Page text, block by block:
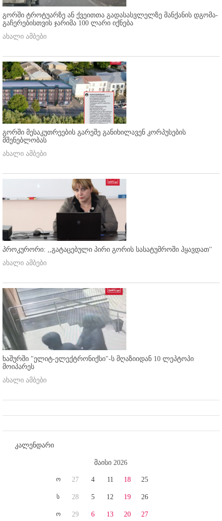
გორში ტროტუარზე ან ქვეითთა გადასასვლელზე მანქანის დგომა-
გაჩერებისთვის ჯარიმა 100 ლარი იქნება
ახალი ამბები
გორში მესაკუთრეების გარეშე განიხილავენ კორპუსების
მშენებლობას
ახალი ამბები
პროკურორი: ,,გატაცებული პირი გორის სასატუმროში ჰყავდათ''
ახალი ამბები
ხაშურში "ელიტ-ელექტრონიქსი"-ს მღაზიიდან 10 ლეპტოპი
მოიპარეს
ახალი ამბები
კალენდარი
მაისი 2026
ო
ს
ო
27
28
29
4
5
6
11
12
13
18
19
20
25
26
27